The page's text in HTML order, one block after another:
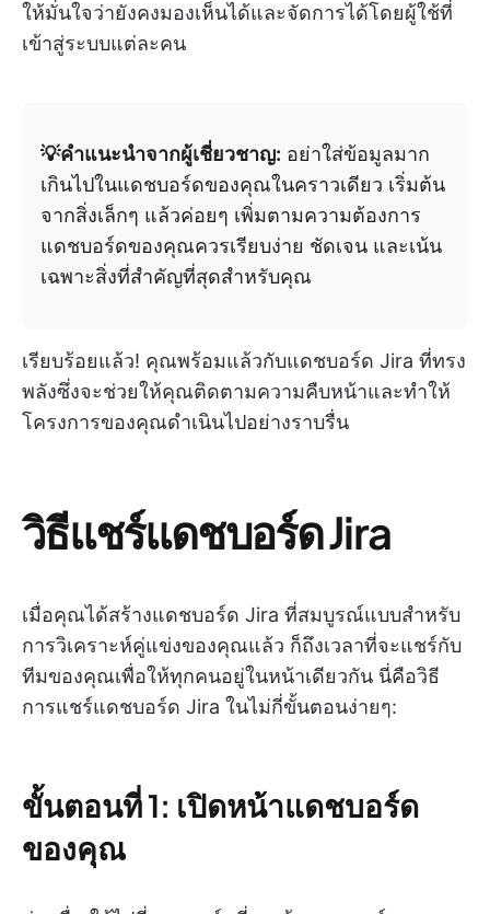
ให้มั่นใจว่ายังคงมองเห็นได้และจัดการได้โดยผู้ใช้ที่
เข้าสู่ระบบแต่ละคน
💡คำแนะนำจากผู้เชี่ยวชาญ: อย่าใส่ข้อมูลมาก
เกินไปในแดชบอร์ดของคุณในคราวเดียว เริ่มต้น
จากสิ่งเล็กๆ แล้วค่อยๆ เพิ่มตามความต้องการ
แดชบอร์ดของคุณควรเรียบง่าย ชัดเจน และเน้น
เฉพาะสิ่งที่สำคัญที่สุดสำหรับคุณ
เรียบร้อยแล้ว! คุณพร้อมแล้วกับแดชบอร์ด Jira ที่ทรง
พลังซึ่งจะช่วยให้คุณติดตามความคืบหน้าและทำให้
โครงการของคุณดำเนินไปอย่างราบรื่น
วิธีแชร์แดชบอร์ด Jira
เมื่อคุณได้สร้างแดชบอร์ด Jira ที่สมบูรณ์แบบสำหรับ
การวิเคราะห์คู่แข่งของคุณแล้ว ก็ถึงเวลาที่จะแชร์กับ
ทีมของคุณเพื่อให้ทุกคนอยู่ในหน้าเดียวกัน นี่คือวิธี
การแชร์แดชบอร์ด Jira ในไม่กี่ขั้นตอนง่ายๆ:
ขั้นตอนที่ 1: เปิดหน้าแดชบอร์ด
ของคุณ